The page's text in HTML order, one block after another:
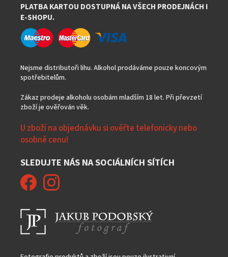
PLATBA KARTOU DOSTUPNÁ NA VŠECH PRODEJNÁCH I
E-SHOPU.
Nejsme distributoři lihu. Alkohol prodáváme pouze koncovým
spotřebitelům.
Zákaz prodeje alkoholu osobám mladším 18 let. Při převzetí
zboží je ověřován věk.
U zboží na objednávku si ověřte telefonicky nebo
osobně cenu!
SLEDUJTE NÁS NA SOCIÁLNÍCH SÍTÍCH